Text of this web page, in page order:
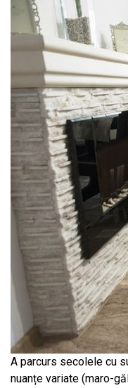
A parcurs secolele cu
nuanțe variate (maro-